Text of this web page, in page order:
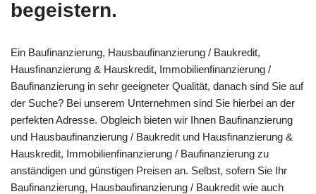
begeistern.
Ein Baufinanzierung, Hausbaufinanzierung / Baukredit,
Hausfinanzierung & Hauskredit, Immobilienfinanzierung /
Baufinanzierung in sehr geeigneter Qualität, danach sind Sie auf
der Suche? Bei unserem Unternehmen sind Sie hierbei an der
perfekten Adresse. Obgleich bieten wir Ihnen Baufinanzierung
und Hausbaufinanzierung / Baukredit und Hausfinanzierung &
Hauskredit, Immobilienfinanzierung / Baufinanzierung zu
anständigen und günstigen Preisen an. Selbst, sofern Sie Ihr
Baufinanzierung, Hausbaufinanzierung / Baukredit wie auch